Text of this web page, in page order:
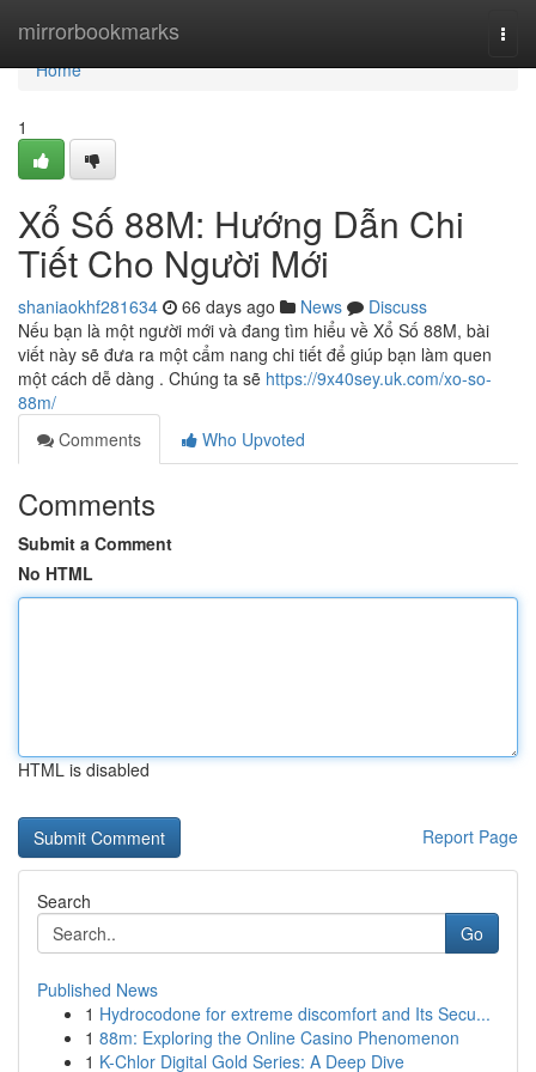
mirrorbookmarks
Home
Home
1
Xổ Số 88M: Hướng Dẫn Chi
Tiết Cho Người Mới
shaniaokhf281634 66 days ago News
Discuss
Nếu bạn là một người mới và đang tìm hiểu về Xổ Số 88M, bài
viết này sẽ đưa ra một cẩm nang chi tiết để giúp bạn làm quen
một cách dễ dàng . Chúng ta sẽ https://9x40sey.uk.com/xo-so-
88m/
Comments
Who Upvoted
Comments
Submit a Comment
No HTML
HTML is disabled
Report Page
Search
Go
Published News
1 Hydrocodone for extreme discomfort and Its Secu...
1 88m: Exploring the Online Casino Phenomenon
1 K-Chlor Digital Gold Series: A Deep Dive